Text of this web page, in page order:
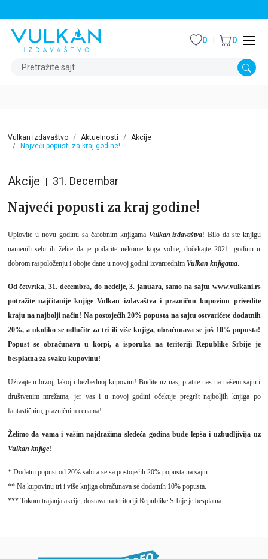
Pretražite sajt
0 0
Vulkan izdavaštvo Aktuelnosti
Akcije
Najveći popusti za kraj godine!
Akcije 31. Decembar
Najveći popusti za kraj godine!
Uplovite u novu godinu sa čarobnim knjigama Vulkan izdavaštva! Bilo da ste knjigu
namenili sebi ili želite da je podarite nekome koga volite, dočekajte 2021. godinu u
dobrom raspoloženju i obojte dane u novoj godini izvanrednim Vulkan knjigama.
Od četvrtka, 31. decembra, do nedelje, 3. januara, samo na sajtu www.vulkani.rs
potražite najčitanije knjige Vulkan izdavaštva i prazničnu kupovinu privedite
kraju na najbolji način! Na postojećih 20% popusta na sajtu ostvarićete dodatnih
20%, a ukoliko se odlučite za tri ili više knjiga, obračunava se još 10% popusta!
Popust se obračunava u korpi, a isporuka na teritoriji Republike Srbije je
besplatna za svaku kupovinu!
Uživajte u brzoj, lakoj i bezbednoj kupovini! Budite uz nas, pratite nas na našem sajtu i
društvenim mrežama, jer vas i u novoj godini očekuje pregršt najboljih knjiga po
fantastičnim, prazničnim cenama!
Želimo da vama i vašim najdražima sledeća godina bude lepša i uzbudljivija uz
Vulkan knjige!
* Dodatni popust od 20% sabira se sa postojećih 20% popusta na sajtu.
** Na kupovinu tri i više knjiga obračunava se dodatnih 10% popusta.
*** Tokom trajanja akcije, dostava na teritoriji Republike Srbije je besplatna.